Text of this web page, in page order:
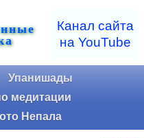
Канал сайта
на YouTube
Упанишады
медитации
Непала